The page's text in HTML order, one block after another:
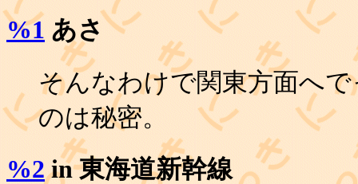
%1 あさ
そんなわけで関東方面へ
のは秘密。
%2in 東海道新幹線